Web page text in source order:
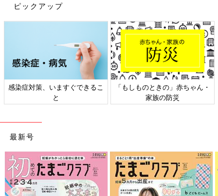
ピックアップ
対策、いますぐできるこ
「もしものときの」赤ちゃん・
家族の防災
日本
最新号